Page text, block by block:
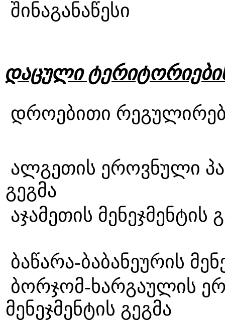
შინაგანაწესი
დაცული ტერიტორიების
დროებითი
ალგეთის ეროვნული
აჯამეთის
ბაწარა-ბაბანეურის
ბორჯომ-ხარგაულის
მენეჯმენტის